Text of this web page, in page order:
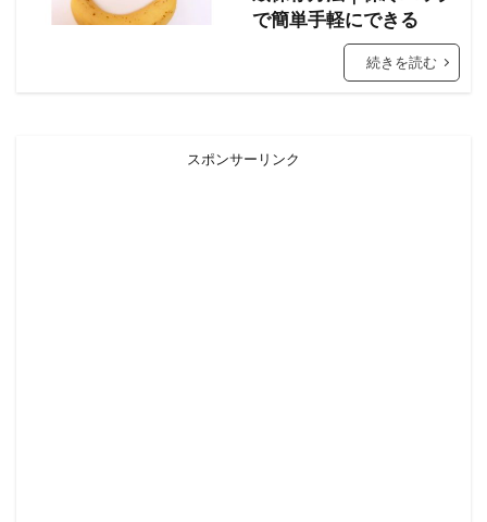
で簡単手軽にできる
続きを読む
スポンサーリンク